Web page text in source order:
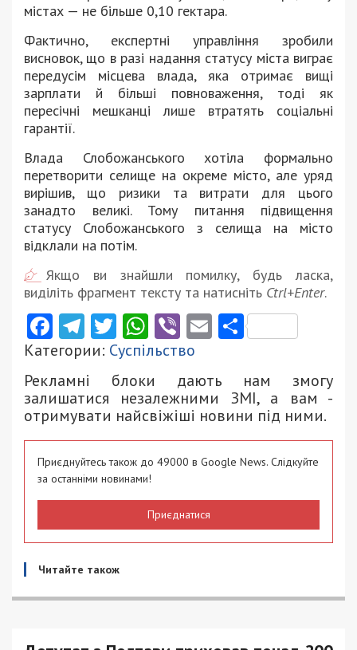
містах — не більше 0,10 гектара.
Фактично, експертні управління зробили
висновок, що в разі надання статусу міста виграє
передусім місцева влада, яка отримає вищі
зарплати й більші повноваження, тоді як
пересічні мешканці лише втратять соціальні
гарантії.
Влада Слобожанського хотіла формально
перетворити селище на окреме місто, але уряд
вирішив, що ризики та витрати для цього
занадто великі. Тому питання підвищення
статусу Слобожанського з селища на місто
відклали на потім.
Якщо ви знайшли помилку, будь ласка,
виділіть фрагмент тексту та натисніть Ctrl+Enter.
Facebook
Telegram
Twitter
WhatsApp
ViberEmail
Категории: Суспільство
Рекламні блоки дають нам змогу
залишатися незалежними ЗМІ, а вам -
отримувати найсвіжіші новини під ними.
Приєднуйтесь також до 49000 в Google News. Слідкуйте
за останніми новинами!
Приєднатися
Читайте також